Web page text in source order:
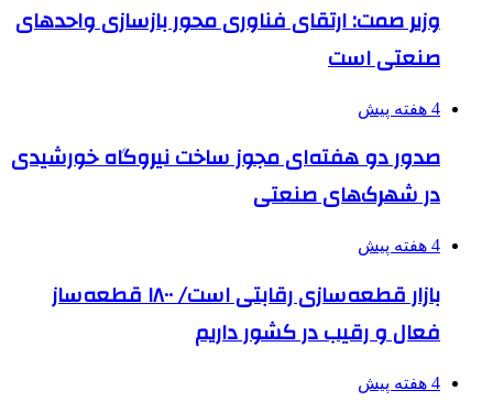
وزیر صمت: ارتقای فناوری محور بازسازی واحدهای
صنعتی است
4 هفته پیش
صدور دو هفته‌ای مجوز ساخت نیروگاه خورشیدی
در شهرک‌های صنعتی
4 هفته پیش
بازار قطعه‌سازی رقابتی است/ ۱۸۰۰ قطعه‌ساز
فعال و رقیب در کشور داریم
4 هفته پیش